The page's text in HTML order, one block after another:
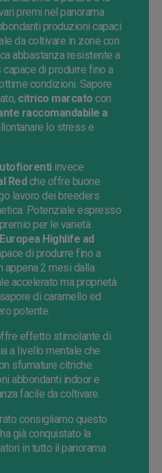
premi nel panorama
produzioni capaci
da coltivare in zone con
abbastanza resistente a
di produrre fino a
condizioni. Sapore
citrico marcato con
raccomandabile a
lo stress e
invece
Redche offre buone
lavoro dei breeders
Potenziale espresso
per le varietà
Highlife ad
di produrre fino a
appena 2 mesi dalla
accelerato ma proprietà
di caramello ed
potente.
effetto stimolante di
a livello mentale che
sfumature citriche.
abbondanti indoor e
facile da coltivare.
consigliamo questo
già conquistato la
in tutto il panorama